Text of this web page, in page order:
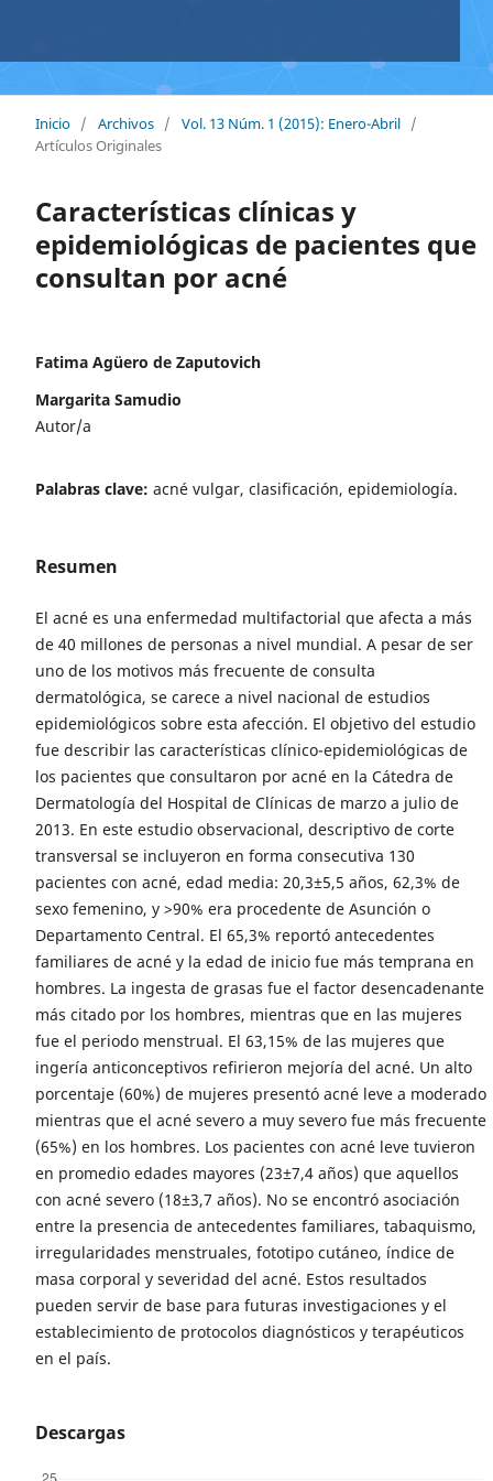
Inicio / Archivos / Vol. 13 Núm. 1 (2015): Enero-Abril /
Artículos Originales
Características clínicas y
epidemiológicas de pacientes que
consultan por acné
Fatima Agüero de Zaputovich
Margarita Samudio
Autor/a
Palabras clave: acné vulgar, clasificación, epidemiología.
Resumen
El acné es una enfermedad multifactorial que afecta a más
de 40 millones de personas a nivel mundial. A pesar de ser
uno de los motivos más frecuente de consulta
dermatológica, se carece a nivel nacional de estudios
epidemiológicos sobre esta afección. El objetivo del estudio
fue describir las características clínico-epidemiológicas de
los pacientes que consultaron por acné en la Cátedra de
Dermatología del Hospital de Clínicas de marzo a julio de
2013. En este estudio observacional, descriptivo de corte
transversal se incluyeron en forma consecutiva 130
pacientes con acné, edad media: 20,3±5,5 años, 62,3% de
sexo femenino, y >90% era procedente de Asunción o
Departamento Central. El 65,3% reportó antecedentes
familiares de acné y la edad de inicio fue más temprana en
hombres. La ingesta de grasas fue el factor desencadenante
más citado por los hombres, mientras que en las mujeres
fue el periodo menstrual. El 63,15% de las mujeres que
ingería anticonceptivos refirieron mejoría del acné. Un alto
porcentaje (60%) de mujeres presentó acné leve a moderado
mientras que el acné severo a muy severo fue más frecuente
(65%) en los hombres. Los pacientes con acné leve tuvieron
en promedio edades mayores (23±7,4 años) que aquellos
con acné severo (18±3,7 años). No se encontró asociación
entre la presencia de antecedentes familiares, tabaquismo,
irregularidades menstruales, fototipo cutáneo, índice de
masa corporal y severidad del acné. Estos resultados
pueden servir de base para futuras investigaciones y el
establecimiento de protocolos diagnósticos y terapéuticos
en el país.
Descargas